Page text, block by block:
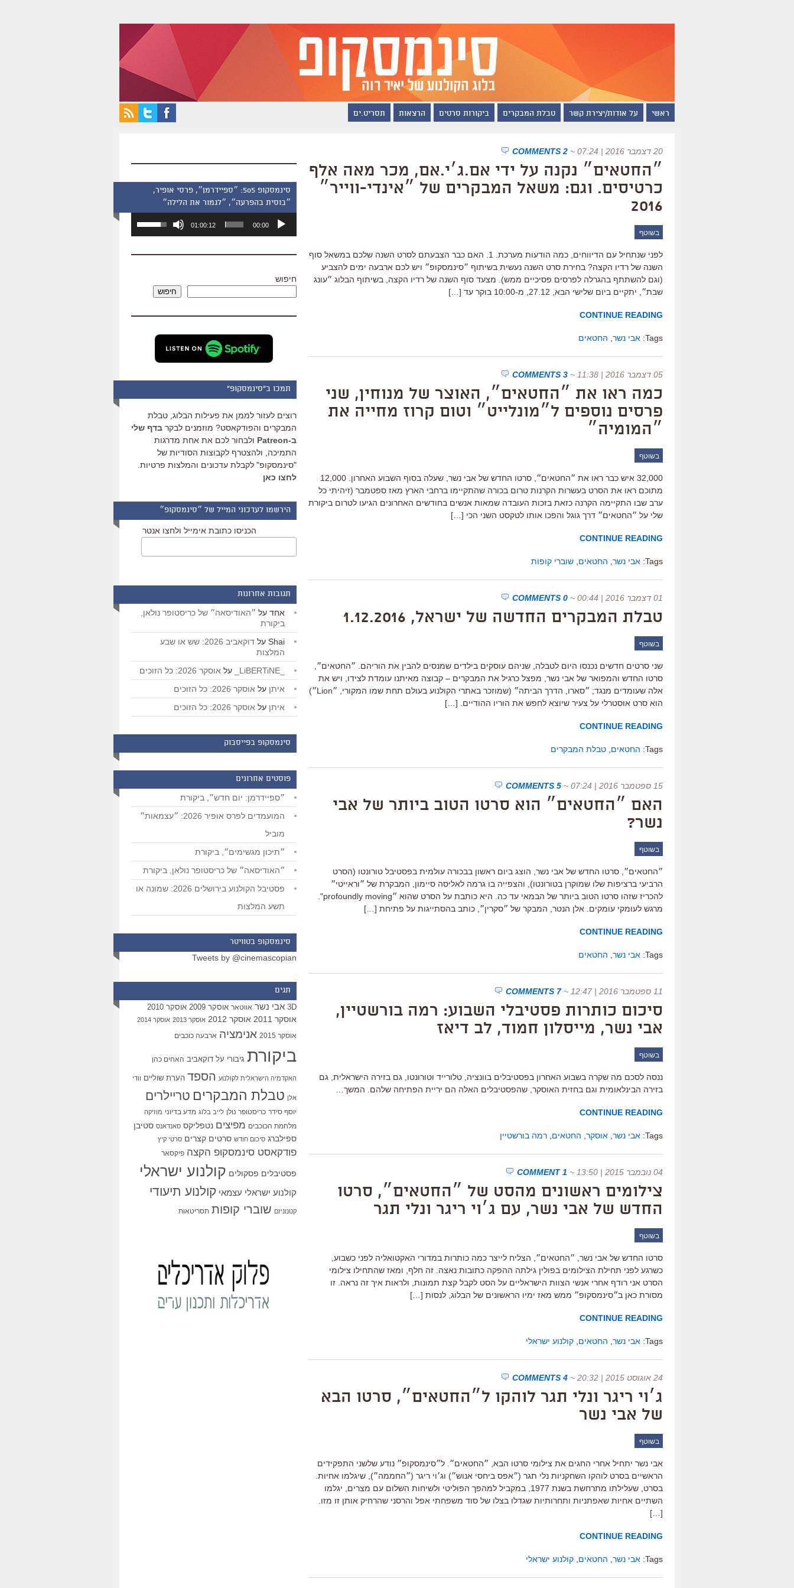
ראשי על אודות/יצירת קשר טבלת המבקרים ביקורות סרטים הרצאות תסריט.ים
20 דצמבר 2016 | 07:24 ~
2 COMMENTS
״החטאים״ נקנה על ידי אם.ג׳י.אם, מכר מאה אלף
כרטיסים. וגם: משאל המבקרים של ״אינדי-ווייר״
2016
בשוטף
לפני שנתחיל עם הדיווחים, כמה הודעות מערכת. 1. האם כבר הצבעתם לסרט השנה שלכם במשאל סוף
השנה של רדיו הקצה? בחירת סרט השנה נעשית בשיתוף ״סינמסקופ״ ויש לכם ארבעה ימים להצביע
(וגם להשתתף בהגרלה לפרסים פסיכיים ממש). מצעד סוף השנה של רדיו הקצה, בשיתוף הבלוג ״עונג
שבת״, יתקיים ביום שלישי הבא, 27.12, מ-10:00 בוקר עד […]
CONTINUE READING
Tags: אבי נשר החטאים
05 דצמבר 2016 | 11:38 ~
3 COMMENTS
כמה ראו את ״החטאים״, האוצר של מנוחין, שני
פרסים נוספים ל״מונלייט״ וטום קרוז מחייה את
״המומיה״
בשוטף
32,000 איש כבר ראו את ״החטאים״, סרטו החדש של אבי נשר, שעלה בסוף השבוע האחרון. 12,000
מתוכם ראו את הסרט בעשרות הקרנות טרום בכורה שהתקיימו ברחבי הארץ מאז ספטמבר (זיהיתי כל
ערב שבו התקיימה הקרנה כזאת בזכות העובדה שמאות אנשים בחודשים האחרונים הגיעו לטרום ביקורת
שלי על ״החטאים״ דרך גוגל והפכו אותו לטקסט השני הכי […]
CONTINUE READING
Tags: אבי נשר החטאים שוברי קופות
01 דצמבר 2016 | 00:44 ~
0 COMMENTS
טבלת המבקרים החדשה של ישראל, 1.12.2016
בשוטף
שני סרטים חדשים נכנסו היום לטבלה, שניהם עוסקים בילדים שמנסים להבין את הוריהם. ״החטאים״,
סרטו החדש והמפואר של אבי נשר, מפצל כרגיל את המבקרים – קבוצה מאיתנו עומדת לצידו, ויש את
אלה שעומדים מנגד; ״סארו, הדרך הביתה״ (שמוזכר באתרי הקולנוע בעולם תחת שמו המקורי, ״Lion״)
הוא סרט אוסטרלי על צעיר שיוצא לחפש את הוריו ההודיים. […]
CONTINUE READING
Tags: החטאים טבלת המבקרים
15 ספטמבר 2016 | 07:24 ~
5 COMMENTS
האם ״החטאים״ הוא סרטו הטוב ביותר של אבי
נשר?
בשוטף
״החטאים״, סרטו החדש של אבי נשר, הוצג ביום ראשון בבכורה עולמית בפסטיבל טורונטו (הסרט
הרביעי ברציפות שלו שמוקרן בטורונטו), והצפייה בו גרמה לאליסה סיימון, המבקרת של ״וראייטי״
להכריז שזהו סרטו הטוב ביותר של הבמאי עד כה. היא כותבת על הסרט שהוא ״profoundly moving".
מרגש לעומקי עומקים. אלן הנטר, המבקר של ״סקרין״, כותב בהסתייגות על פתיחת […]
CONTINUE READING
Tags: אבי נשר החטאים
11 ספטמבר 2016 | 12:47 ~
7 COMMENTS
סיכום כותרות פסטיבלי השבוע: רמה בורשטיין,
אבי נשר, מייסלון חמוד, לב דיאז
בשוטף
ננסה לסכם מה שקרה בשבוע האחרון בפסטיבלים בוונציה, טלורייד וטורונטו, גם בזירה הישראלית, גם
בזירה הבינלאומית וגם בחזית האוסקר, שהפסטיבלים האלה הם יריית הפתיחה שלהם. המשך…
CONTINUE READING
Tags: אבי נשר אוסקר החטאים רמה בורשטיין
04 נובמבר 2015 | 13:50 ~
1 COMMENT
צילומים ראשונים מהסט של ״החטאים״, סרטו
החדש של אבי נשר, עם ג׳וי ריגר ונלי תגר
בשוטף
סרטו החדש של אבי נשר, ״החטאים״, הצליח לייצר כמה כותרות במדורי האקטואליה לפני כשבוע,
כשרגע לפני תחילת הצילומים בפולין גילתה ההפקה כתובות נאצה. זה חלף, ומאז שהתחילו צילומי
הסרט אני רודף אחרי אנשי הצוות הישראליים על הסט לקבל קצת תמונות, ולראות איך זה נראה. זו
מסורת כאן ב״סינמסקופ״ ממש מאז ימיו הראשונים של הבלוג, לנסות […]
CONTINUE READING
Tags: אבי נשר החטאים קולנוע ישראלי
24 אוגוסט 2015 | 20:32 ~
4 COMMENTS
ג׳וי ריגר ונלי תגר לוהקו ל״החטאים״, סרטו הבא
של אבי נשר
בשוטף
אבי נשר יתחיל אחרי החגים את צילומי סרטו הבא, ״החטאים״. ל״סינמסקופ״ נודע שלשני התפקידים
הראשיים בסרט לוהקו השחקניות נלי תגר (״אפס ביחסי אנוש״) וג׳וי ריגר (״החממה״), שיגלמו אחיות.
בסרט, שעלילתו מתרחשת בשנת 1977, במקביל למהפך הפוליטי ולשיחות השלום עם מצרים, יגלמו
השתיים אחיות שאפתניות ותחרותיות שגדלו בצלו של סוד משפחתי אפל והרסני שהרחיק אותן זו מזו.
[…]
CONTINUE READING
Tags: אבי נשר החטאים קולנוע ישראלי
סינמסקופ 505: ״ספיידרמן״, פרסי אופיר,
״בוסית בהפרעה״, ״לגמור את הלילה״
אודיו
00:00
01:00:12
השתמש
כדי
שמע.
חיפוש
חיפוש
תמכו ב"סינמסקופ"
רוצים לעזור לממן את פעילות הבלוג, טבלת
המבקרים והפודקאסט? מוזמנים לבקר בדף שלי
ב-Patreon
ולבחור לכם את אחת מדרגות
התמיכה, ולהצטרף לקבוצות הסודיות של
"סינמסקופ" לקבלת עדכונים והמלצות פרטיות.
לחצו כאן
הירשמו לעדכוני המייל של ״סינמסקופ״
הכניסו כתובת אימייל ולחצו אנטר
תגובות אחרונות
אחד על ״האודיסאה״ של כריסטופר נולאן,
ביקורת
Shai על
דוקאביב 2026: שש או שבע
המלצות
על אוסקר 2026: כל הזוכים
איתן על אוסקר 2026: כל הזוכים
איתן על אוסקר 2026: כל הזוכים
סינמסקופ בפייסבוק
פוסטים אחרונים
״ספיידרמן: יום חדש״, ביקורת
המועמדים לפרס אופיר 2026: ״עצמאות״
מוביל
״תיכון מגשימים״, ביקורת
״האודיסאה״ של כריסטופר נולאן, ביקורת
פסטיבל הקולנוע בירושלים 2026: שמונה או
תשע המלצות
סינמסקופ בטוויטר
Tweets by @cinemascopian
תגים
3D אבי נשר אווטאר אוסקר 2009 אוסקר 2010
אוסקר 2011 אוסקר 2012 אוסקר 2013 אוסקר 2014
אוסקר 2015 אנימציה ארבעה כוכבים
ביקורת גיבורי על דוקאביב האחים כהן
האקדמיה הישראלית לקולנוע הספד הערת שוליים וודי
אלן טבלת המבקרים טריילרים
יוסף סידר כריסטופר נולן לייב בלוג מדע בדיוני מוזיקה
מלחמת הכוכבים מפיצים נטפליקס סאנדאנס סטיבן
ספילברג סיכום חודש סרטים קצרים סרטי קיץ
פודקאסט סינמסקופ הקצה פיקסאר
פסטיבלים פסקולים קולנוע ישראלי
קולנוע ישראלי עצמאי קולנוע תיעודי
קטנוניזם שוברי קופות תסריטאות